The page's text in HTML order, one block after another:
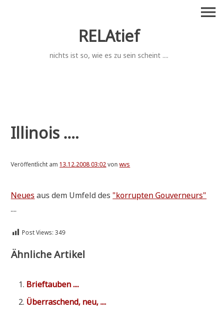
RELAtief
nichts ist so, wie es zu sein scheint ....
menu
Illinois ....
Veröffentlicht am 13.12.2008 03:02vonwvs
Neu­es aus dem Umfeld des "kor­rup­ten Gou­ver­neurs"
....
Post Views: 349
Ähnliche Artikel
Brief­tau­ben ....
Über­ra­schend, neu, ....